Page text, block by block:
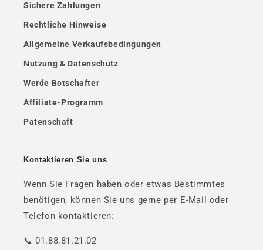
Sichere Zahlungen
Rechtliche Hinweise
Allgemeine Verkaufsbedingungen
Nutzung & Datenschutz
Werde Botschafter
Affiliate-Programm
Patenschaft
Kontaktieren Sie uns
Wenn Sie Fragen haben oder etwas Bestimmtes
benötigen, können Sie uns gerne per E-Mail oder
Telefon kontaktieren:
📞 01.88.81.21.02